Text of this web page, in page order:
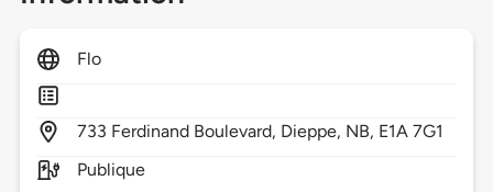
Flo
733 Ferdinand Boulevard, Dieppe, NB, E1A 7G1
Publique